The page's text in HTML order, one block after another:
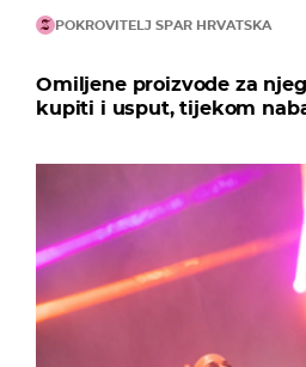
POKROVITELJ SPAR HRVATSKA
Omiljene proizvode za
kupiti i usput, tijekom